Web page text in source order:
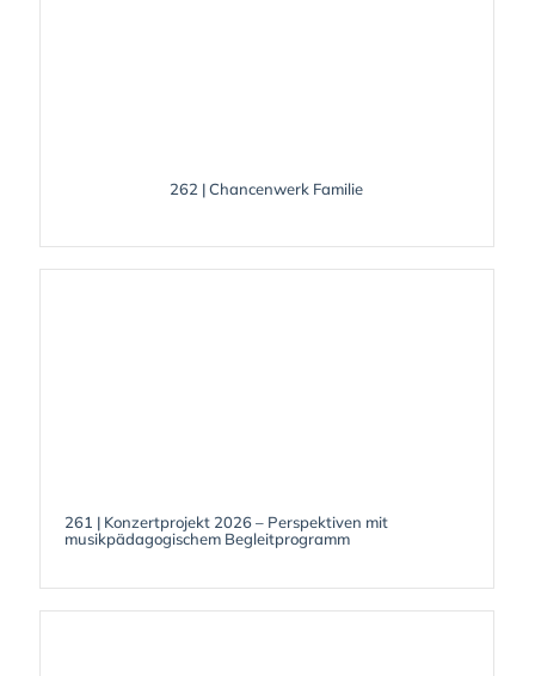
262 | Chancenwerk Familie
261 | Konzertprojekt 2026 – Perspektiven mit
musikpädagogischem Begleitprogramm